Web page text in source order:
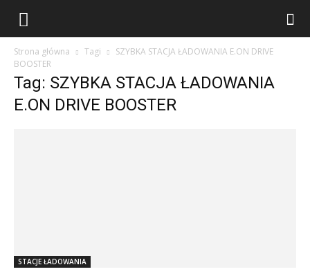
Strona główna Tagi
SZYBKA STACJA ŁADOWANIA E.ON DRIVE
BOOSTER
Tag: SZYBKA STACJA ŁADOWANIA
E.ON DRIVE BOOSTER
STACJE ŁADOWANIA